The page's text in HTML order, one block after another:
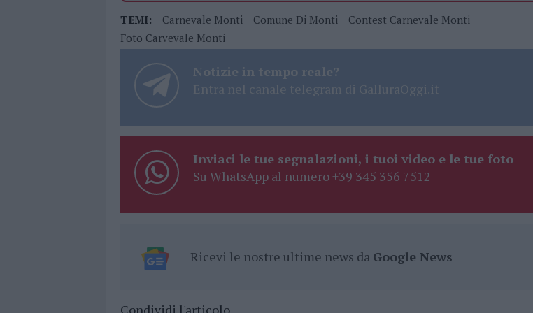
TEMI: Carnevale Monti Comune Di Monti
Contest Carnevale Monti
Foto Carvevale Monti
Notizie in tempo reale?
Entra nel canale telegram di GalluraOggi.it
Inviaci le tue segnalazioni, i tuoi video e le tue foto
Su WhatsApp al numero +39 345 356 7512
Ricevi le nostre ultime news da Google News